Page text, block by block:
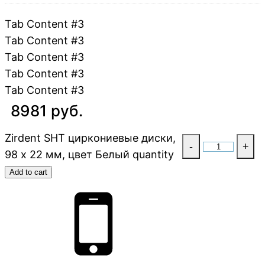
Tab Content #3
Tab Content #3
Tab Content #3
Tab Content #3
Tab Content #3
8981 руб.
Zirdent SHT циркониевые диски,
98 х 22 мм, цвет Белый quantity
- +
Add to cart